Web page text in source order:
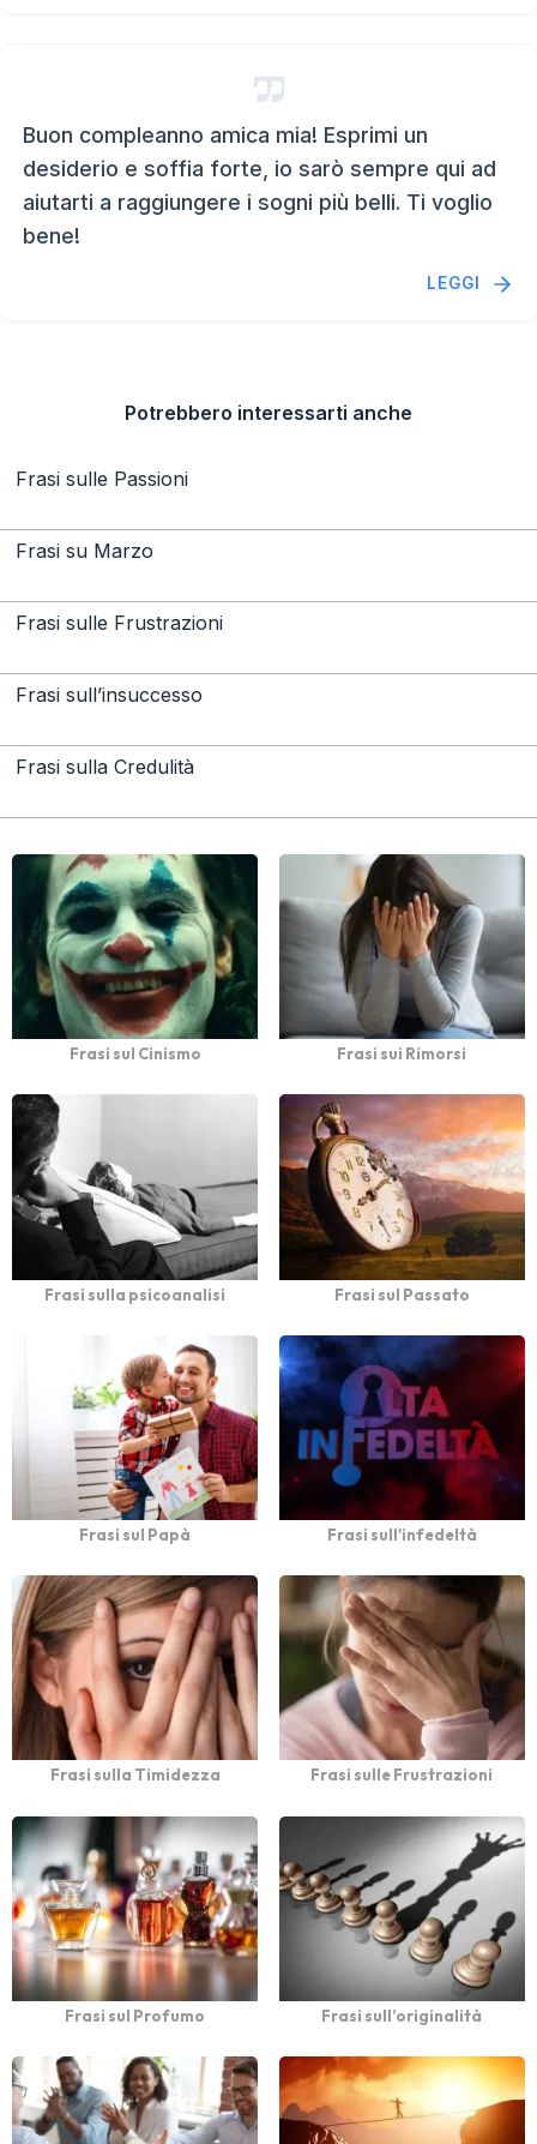
Buon compleanno amica mia! Esprimi un
desiderio e soffia forte, io sarò sempre qui ad
aiutarti a raggiungere i sogni più belli. Ti voglio
bene!
LEGGI
Potrebbero interessarti anche
Frasi sulle Passioni
Frasi su Marzo
Frasi sulle Frustrazioni
Frasi sull’insuccesso
Frasi sulla Credulità
Frasi sul Cinismo Frasi sui Rimorsi
Frasi sulla psicoanalisi Frasi sul Passato
Frasi sul Papà Frasi sull'infedeltà
Frasi sulla Timidezza Frasi sulle Frustrazioni
Frasi sul Profumo Frasi sull’originalità